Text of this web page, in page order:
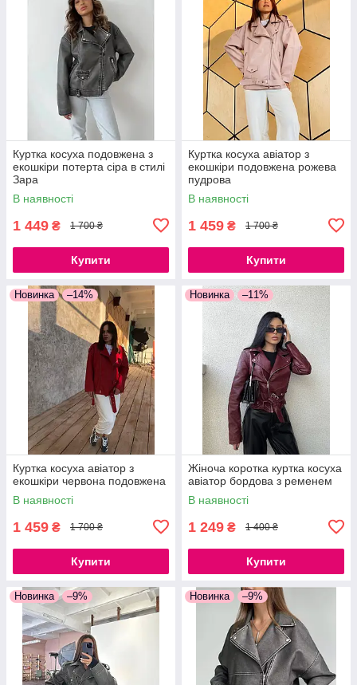
Куртка косуха подовжена з
екошкіри потерта сіра в стилі
Зара
В наявності
1 449 ₴ 1 700 ₴
Купити
Куртка косуха авіатор з
екошкіри подовжена рожева
пудрова
В наявності
1 459 ₴ 1 700 ₴
Купити
Новинка –14%
Куртка косуха авіатор з
екошкіри червона подовжена
В наявності
1 459 ₴ 1 700 ₴
Купити
Новинка –11%
Жіноча коротка куртка косуха
авіатор бордова з ременем
В наявності
1 249 ₴ 1 400 ₴
Купити
Новинка –9% Новинка –9%